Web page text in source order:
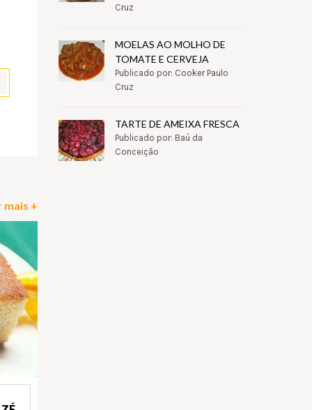
mais +
Cruz
MOELAS AO MOLHO DE
TOMATE E CERVEJA
Publicado por: Cooker Paulo
Cruz
TARTE DE AMEIXA FRESCA
Publicado por: Baú da
Conceição